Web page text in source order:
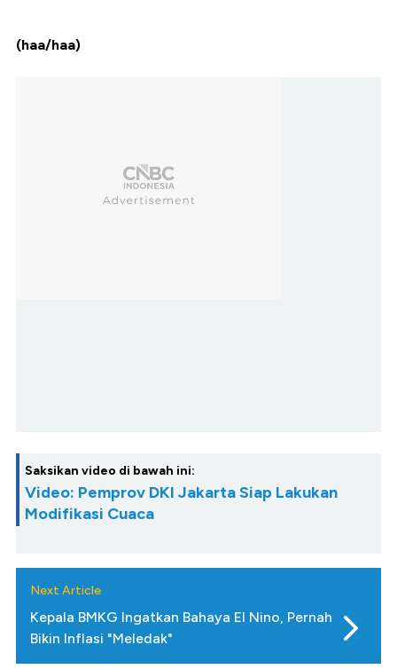
(haa/haa)
Saksikan video di bawah ini:
Video: Pemprov DKI Jakarta Siap Lakukan
Modifikasi Cuaca
Next Article
Kepala BMKG Ingatkan Bahaya El Nino, Pernah
Bikin Inflasi "Meledak"